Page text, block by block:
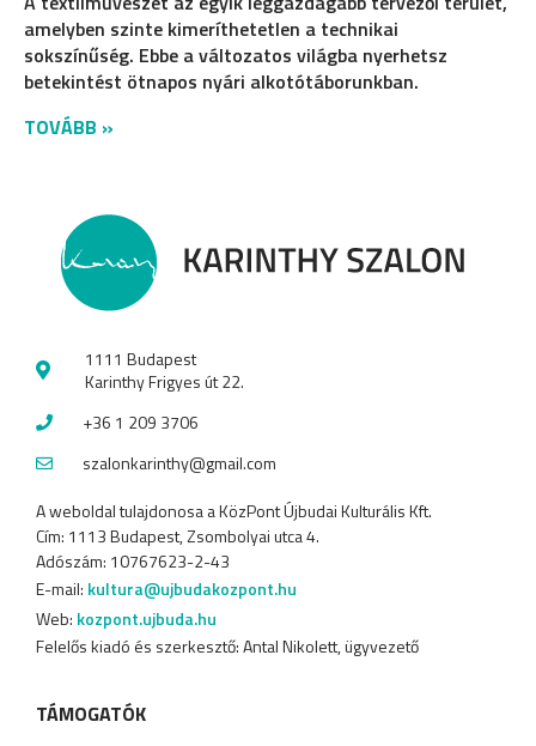
amelyben szinte kimeríthetetlen a technikai
sokszínűség. Ebbe a változatos világba nyerhetsz
betekintést ötnapos nyári alkotótáborunkban.
TOVÁBB »
1111 Budapest
Karinthy Frigyes út 22.
+36 1 209 3706
szalonkarinthy@gmail.com
A weboldal tulajdonosa a KözPont Újbudai Kulturális Kft.
Cím: 1113 Budapest, Zsombolyai utca 4.
Adószám: 10767623-2-43
E-mail: kultura@ujbudakozpont.hu
Web: kozpont.ujbuda.hu
Felelős kiadó és szerkesztő: Antal Nikolett, ügyvezető
TÁMOGATÓK